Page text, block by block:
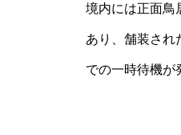
境内には正面鳥
あり、舗装され
での一時待機が